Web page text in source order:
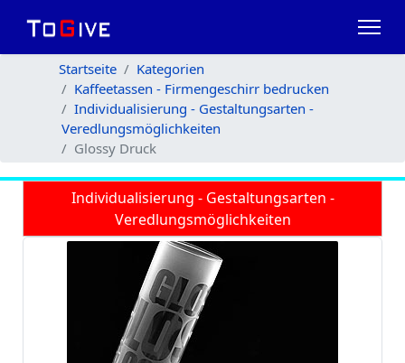
Startseite
Kategorien
Kaffeetassen - Firmengeschirr bedrucken
Individualisierung - Gestaltungsarten -
Veredlungsmöglichkeiten
Glossy Druck
Individualisierung - Gestaltungsarten -
Veredlungsmöglichkeiten